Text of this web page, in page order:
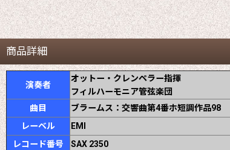
商品詳細
演奏者
オットー・クレンペラー指揮
フィルハーモニア管弦楽団
曲目
ブラームス：交響曲第4番ホ短調作品98
レーベル
EMI
レコード番号
SAX 2350